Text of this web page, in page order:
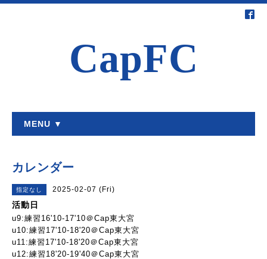
CapFC
MENU ▼
カレンダー
指定なし 2025-02-07 (Fri)
活動日
u9:練習16'10-17'10＠Cap東大宮
u10:練習17'10-18'20＠Cap東大宮
u11:練習17'10-18'20＠Cap東大宮
u12:練習18'20-19'40＠Cap東大宮